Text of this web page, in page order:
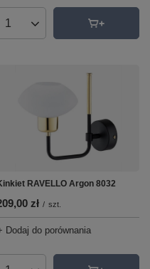
Ilość produktów
RAVELLO Argon 8032
zł / szt.
Dodaj do porównania